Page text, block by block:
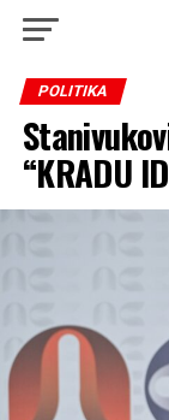
POLITIKA
“KRADU